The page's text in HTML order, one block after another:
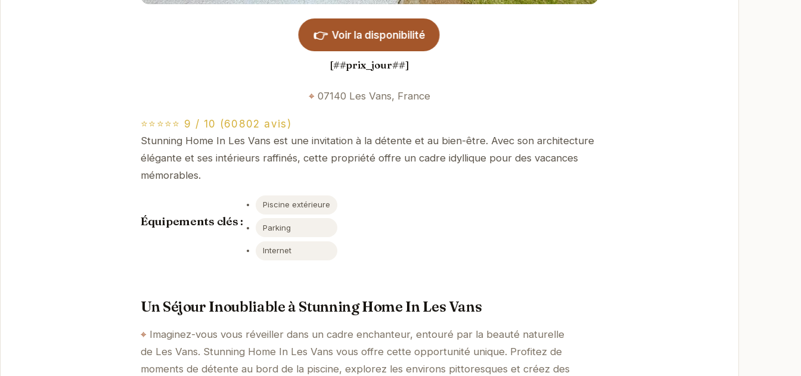
👉 Voir la disponibilité
[##prix_jour##]
07140 Les Vans, France
⭐⭐⭐⭐⭐ 9 / 10 (60802 avis)
Stunning Home In Les Vans est une invitation à la détente et au bien-être. Avec son architecture
élégante et ses intérieurs raffinés, cette propriété offre un cadre idyllique pour des vacances
mémorables.
Équipements clés :
Piscine extérieure
Parking
Internet
Un Séjour Inoubliable à Stunning Home In Les Vans
Imaginez-vous vous réveiller dans un cadre enchanteur, entouré par la beauté naturelle
de Les Vans. Stunning Home In Les Vans vous offre cette opportunité unique. Profitez de
moments de détente au bord de la piscine, explorez les environs pittoresques et créez des